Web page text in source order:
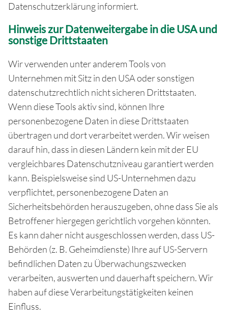
Datenschutzerklärung informiert.
Hinweis zur Datenweitergabe in die USA und
sonstige Drittstaaten
Wir verwenden unter anderem Tools von
Unternehmen mit Sitz in den USA oder sonstigen
datenschutzrechtlich nicht sicheren Drittstaaten.
Wenn diese Tools aktiv sind, können Ihre
personenbezogene Daten in diese Drittstaaten
übertragen und dort verarbeitet werden. Wir weisen
darauf hin, dass in diesen Ländern kein mit der EU
vergleichbares Datenschutzniveau garantiert werden
kann. Beispielsweise sind US-Unternehmen dazu
verpflichtet, personenbezogene Daten an
Sicherheitsbehörden herauszugeben, ohne dass Sie als
Betroffener hiergegen gerichtlich vorgehen könnten.
Es kann daher nicht ausgeschlossen werden, dass US-
Behörden (z. B. Geheimdienste) Ihre auf US-Servern
befindlichen Daten zu Überwachungszwecken
verarbeiten, auswerten und dauerhaft speichern. Wir
haben auf diese Verarbeitungstätigkeiten keinen
Einfluss.